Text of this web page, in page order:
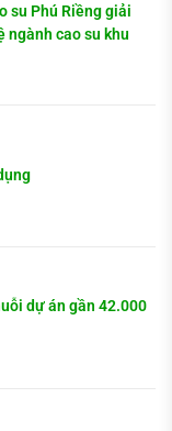
su Phú Riềng giải
ngành cao su khu
dự án gần 42.000